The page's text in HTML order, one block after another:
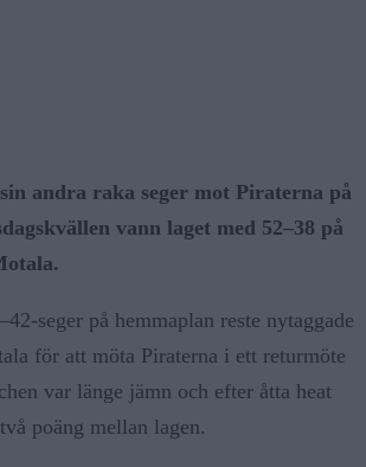
andra raka seger mot Piraterna på
vann laget med 52–38 på
seger på hemmaplan reste nytaggade
för att möta Piraterna i ett returmöte
var länge jämn och efter åtta heat
poäng mellan lagen.